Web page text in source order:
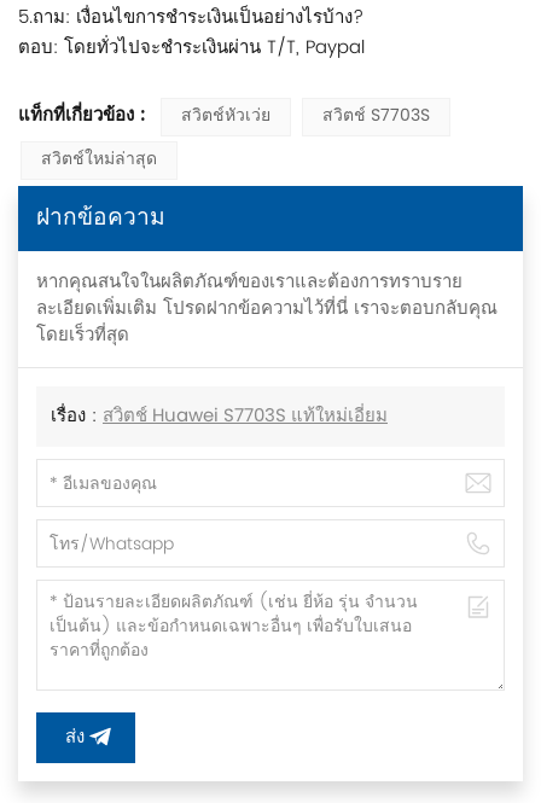
5.ถาม: เงื่อนไขการชำระเงินเป็นอย่างไรบ้าง?
ตอบ: โดยทั่วไปจะชำระเงินผ่าน T/T, Paypal
แท็กที่เกี่ยวข้อง : สวิตช์หัวเว่ย
สวิตช์ S7703S
สวิตช์ใหม่ล่าสุด
ฝากข้อความ
หากคุณสนใจในผลิตภัณฑ์ของเราและต้องการทราบราย
ละเอียดเพิ่มเติม โปรดฝากข้อความไว้ที่นี่ เราจะตอบกลับคุณ
โดยเร็วที่สุด
เรื่อง : สวิตช์ Huawei S7703S แท้ใหม่เอี่ยม
ส่ง